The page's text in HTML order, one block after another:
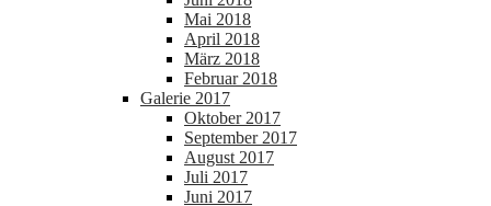
Mai 2018
April 2018
März 2018
Februar 2018
Galerie 2017
Oktober 2017
September 2017
August 2017
Juli 2017
Juni 2017